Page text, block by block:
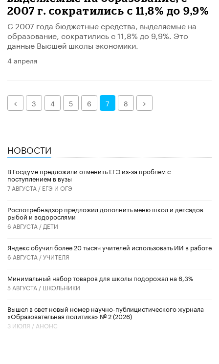
2007 г. сократились с 11,8% до 9,9%
С 2007 года бюджетные средства, выделяемые на
образование, сократились с 11,8% до 9,9%. Это
данные Высшей школы экономики.
4 апреля
Назад
3 4 5 6 7 8 Далее
НОВОСТИ
В Госдуме предложили отменить ЕГЭ из-за проблем с
поступлением в вузы
7 АВГУСТА / ЕГЭ И ОГЭ
Роспотребнадзор предложил дополнить меню школ и детсадов
рыбой и водорослями
6 АВГУСТА / ДЕТИ
​Яндекс обучил более 20 тысяч учителей использовать ИИ в работе
6 АВГУСТА /УЧИТЕЛЯ
Минимальный набор товаров для школы подорожал на 6,3%
5 АВГУСТА / ШКОЛЬНИКИ
Вышел в свет новый номер научно-публицистического журнала
«Образовательная политика» № 2 (2026)
3 ИЮЛЯ / АНОНС